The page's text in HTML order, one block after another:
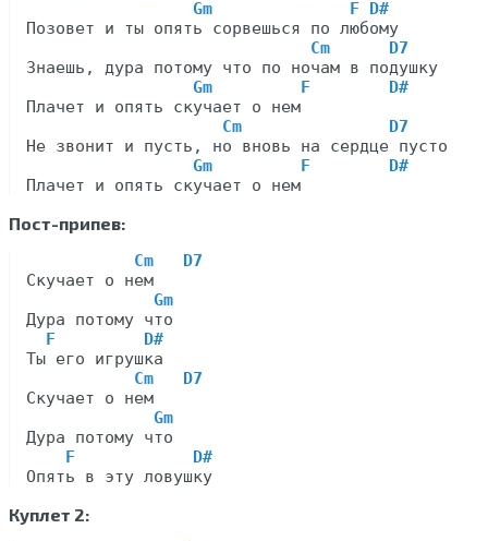
Gm              F D#
Позовет и ты опять сорвешься по любому
Cm      D7
Знаешь, дура потому что по ночам в подушку
Gm         F        D#
Плачет и опять скучает о нем
Cm               D7
Не звонит и пусть, но вновь на сердце пусто
Gm         F        D#
Пост-припев:
Cm   D7
Скучает о нем
Gm
Дура потому что
F         D#
Ты его игрушка
Cm   D7
Скучает о нем
Gm
Дура потому что
F            D#
Куплет 2: